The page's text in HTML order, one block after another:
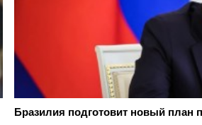
Бразилия подготовит новый план